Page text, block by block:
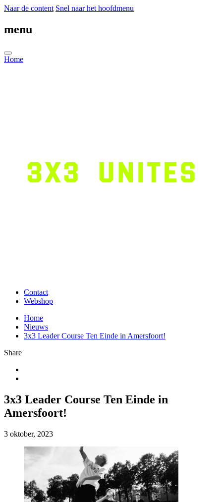
Naar de content Snel naar het hoofdmenu
menu
Home
Contact
Webshop
Home
Nieuws
3x3 Leader Course Ten Einde in Amersfoort!
Share
3x3 Leader Course Ten Einde in
Amersfoort!
3 oktober, 2023